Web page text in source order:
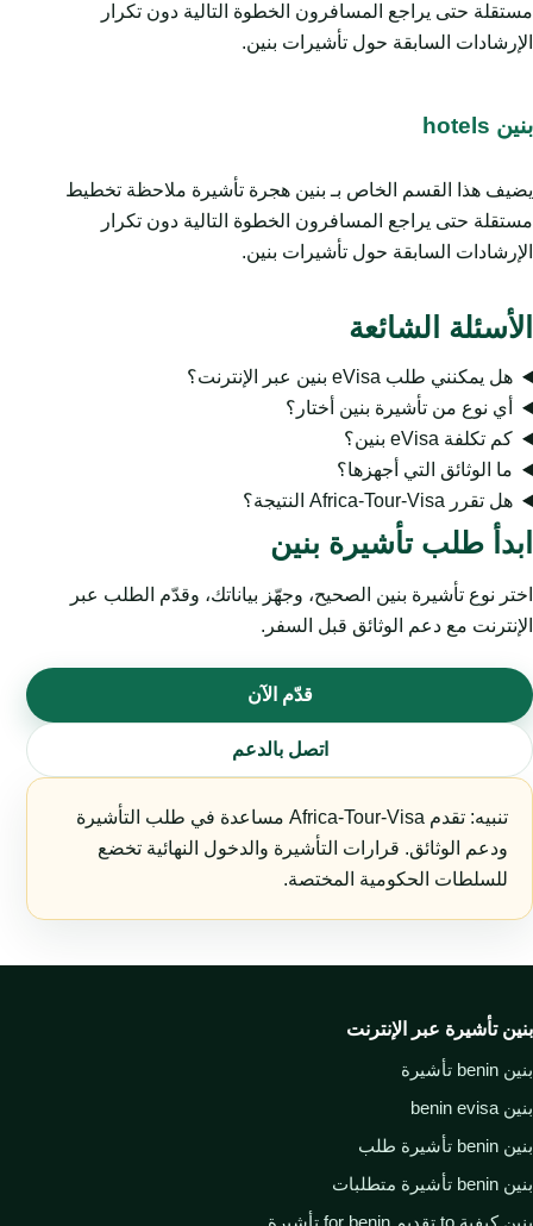
مستقلة حتى يراجع المسافرون الخطوة التالية دون تكرار
الإرشادات السابقة حول تأشيرات بنين.
بنين hotels
يضيف هذا القسم الخاص بـ بنين هجرة تأشيرة ملاحظة تخطيط
مستقلة حتى يراجع المسافرون الخطوة التالية دون تكرار
الإرشادات السابقة حول تأشيرات بنين.
الأسئلة الشائعة
هل يمكنني طلب eVisa بنين عبر الإنترنت؟
أي نوع من تأشيرة بنين أختار؟
كم تكلفة eVisa بنين؟
ما الوثائق التي أجهزها؟
هل تقرر Africa-Tour-Visa النتيجة؟
ابدأ طلب تأشيرة بنين
اختر نوع تأشيرة بنين الصحيح، وجهّز بياناتك، وقدّم الطلب عبر
الإنترنت مع دعم الوثائق قبل السفر.
قدّم الآن
اتصل بالدعم
تنبيه: تقدم Africa-Tour-Visa مساعدة في طلب التأشيرة
ودعم الوثائق. قرارات التأشيرة والدخول النهائية تخضع
للسلطات الحكومية المختصة.
بنين تأشيرة عبر الإنترنت
بنين benin تأشيرة
بنين benin evisa
بنين benin تأشيرة طلب
بنين benin تأشيرة متطلبات
بنين كيفية to تقديم for benin تأشيرة